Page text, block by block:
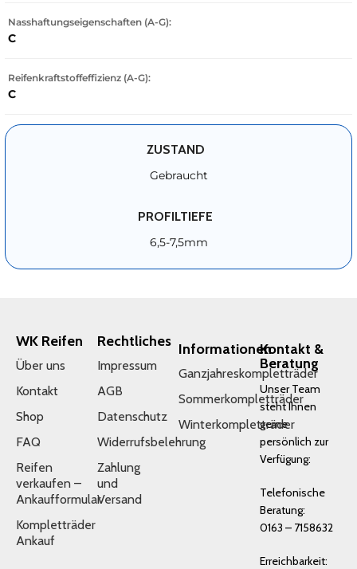
Nasshaftungseigenschaften (A-G):
C
Reifenkraftstoffeffizienz (A-G):
C
ZUSTAND
Gebraucht
PROFILTIEFE
6,5-7,5mm
WK Reifen
Über uns
Kontakt
Shop
FAQ
Reifen
verkaufen –
Ankaufformular
Kompletträder
Ankauf
Rechtliches
Impressum
AGB
Datenschutz
Widerrufsbelehrung
Zahlung
und
Versand
Informationen
Ganzjahreskompletträder
Sommerkompletträder
Winterkompletträder
Kontakt &
Beratung
Unser Team
steht Ihnen
gerne
persönlich zur
Verfügung:
Telefonische
Beratung:
0163 – 7158632
Erreichbarkeit: